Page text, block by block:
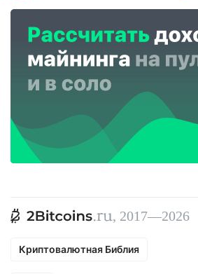
, 2017—2026
Криптовалютная Библия